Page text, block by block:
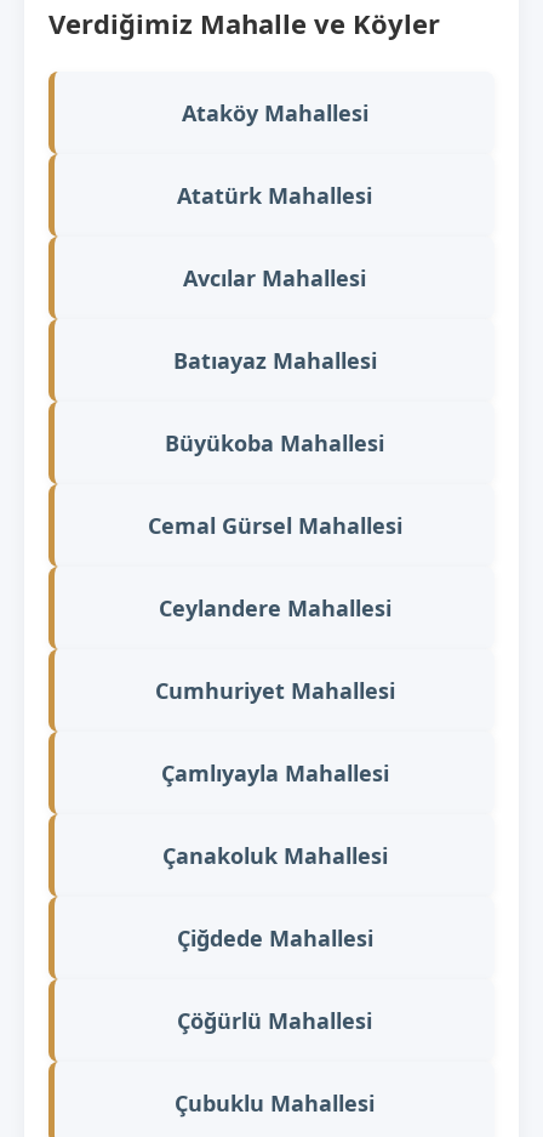
Verdiğimiz Mahalle ve Köyler
Ataköy Mahallesi
Atatürk Mahallesi
Avcılar Mahallesi
Batıayaz Mahallesi
Büyükoba Mahallesi
Cemal Gürsel Mahallesi
Ceylandere Mahallesi
Cumhuriyet Mahallesi
Çamlıyayla Mahallesi
Çanakoluk Mahallesi
Çiğdede Mahallesi
Çöğürlü Mahallesi
Çubuklu Mahallesi